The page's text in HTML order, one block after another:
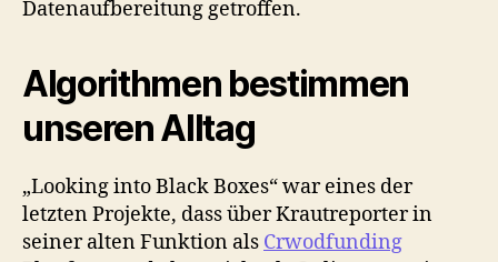
Datenaufbereitung getroffen.
Algorithmen bestimmen
unseren Alltag
„Looking into Black Boxes“ war eines der
letzten Projekte, dass über Krautreporter in
seiner alten Funktion als Crwodfunding